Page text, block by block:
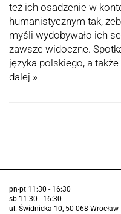
też ich osadzenie w
humanistycznym tak,
myśli wydobywało ich
zawsze widoczne.
języka polskiego, a
dalej »
pn-pt 11:30 - 16:30
sb 11:30 - 16:30
ul. Świdnicka 10, 50-068 Wrocław